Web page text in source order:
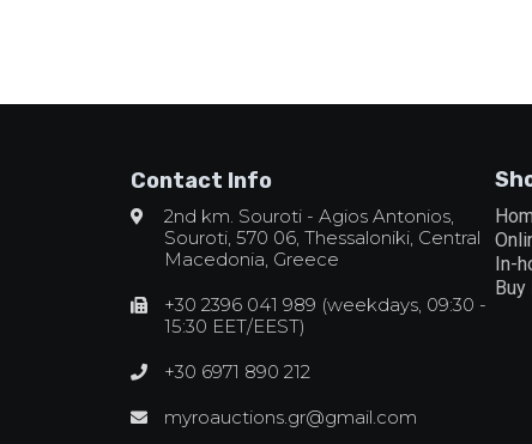
Contact Info
2nd km. Souroti - Agios Antonios,
Souroti, 570 06, Thessaloniki, Central
Macedonia, Greece
+30 2396 041 989 (weekdays, 09:30 -
15:30 EET/EEST)
+30 6971 890 212
myroauctions.gr@gmail.com
In-
Buy